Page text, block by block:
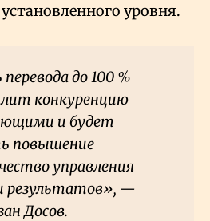
уровня.
до 100 %
конкуренцию
и будет
повышение
управления
результатов», —
Досов.